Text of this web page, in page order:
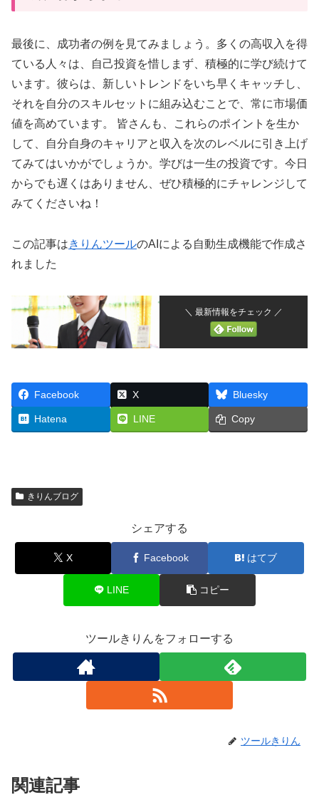
最後に、成功者の例を見てみましょう。多くの高収入を得
ている人々は、自己投資を惜しまず、積極的に学び続けて
います。彼らは、新しいトレンドをいち早くキャッチし、
それを自分のスキルセットに組み込むことで、常に市場価
値を高めています。 皆さんも、これらのポイントを生か
して、自分自身のキャリアと収入を次のレベルに引き上げ
てみてはいかがでしょうか。学びは一生の投資です。今日
からでも遅くはありません、ぜひ積極的にチャレンジして
みてくださいね！
この記事はきりんツールのAIによる自動生成機能で作成さ
れました
＼ 最新情報をチェック ／
Facebook X Bluesky
Hatena LINE Copy
きりんブログ
シェアする
X Facebook はてブ
LINE コピー
ツールきりんをフォローする
ツールきりん
関連記事